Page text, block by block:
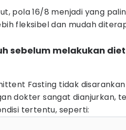
pola 16/8 menjadi yang
fleksibel dan mudah
sebelum melakukan diet
Fasting tidak
dokter sangat dianjurkan,
tertentu, seperti: